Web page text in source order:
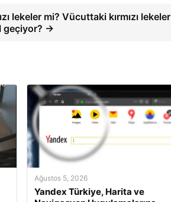
lekeler mi? Vücuttaki kırmızı lekeler
geçiyor? →
Ağustos 5, 2026
Yandex Türkiye, Harita ve